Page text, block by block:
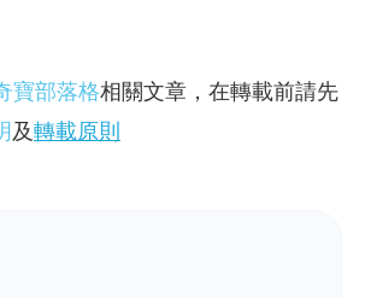
寶部落格相關文章，在轉載前請先
及轉載原則